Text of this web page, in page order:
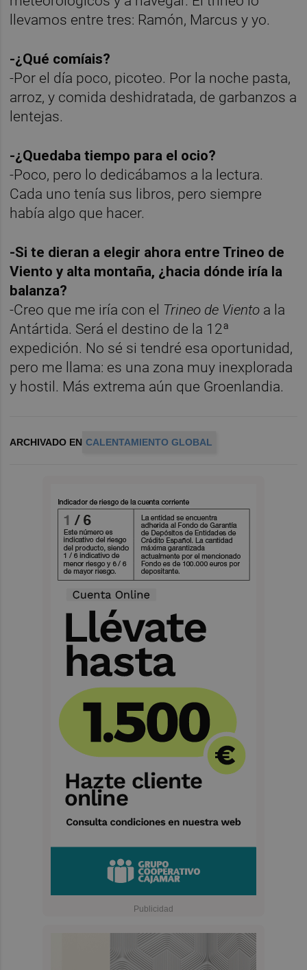
llevamos entre tres: Ramón, Marcus y yo.
-¿Qué comíais?
-Por el día poco, picoteo. Por la noche pasta,
arroz, y comida deshidratada, de garbanzos a
lentejas.
-¿Quedaba tiempo para el ocio?
-Poco, pero lo dedicábamos a la lectura.
Cada uno tenía sus libros, pero siempre
había algo que hacer.
-Si te dieran a elegir ahora entre Trineo de
Viento y alta montaña, ¿hacia dónde iría la
balanza?
-Creo que me iría con el Trineo de Viento a la
Antártida. Será el destino de la 12ª
expedición. No sé si tendré esa oportunidad,
pero me llama: es una zona muy inexplorada
y hostil. Más extrema aún que Groenlandia.
ARCHIVADO EN CALENTAMIENTO GLOBAL